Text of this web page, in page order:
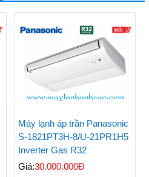
Máy lạnh áp trần Panasonic
S-1821PT3H-8/U-21PR1H5
Inverter Gas R32
Giá:30.000.000Đ